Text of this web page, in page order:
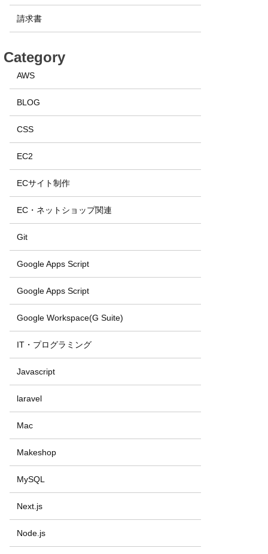
請求書
Category
AWS
BLOG
CSS
EC2
ECサイト制作
EC・ネットショップ関連
Git
Google Apps Script
Google Apps Script
Google Workspace(G Suite)
IT・プログラミング
Javascript
laravel
Mac
Makeshop
MySQL
Next.js
Node.js